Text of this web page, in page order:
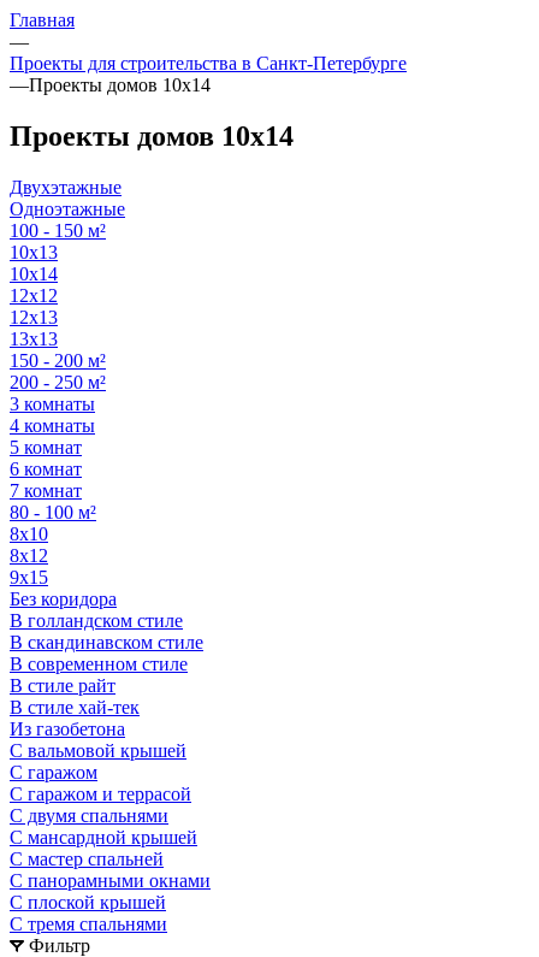
Главная
—
Проекты для строительства в Санкт-Петербурге
—Проекты домов 10х14
Проекты домов 10х14
Двухэтажные
Одноэтажные
100 - 150 м²
10х13
10х14
12х12
12х13
13х13
150 - 200 м²
200 - 250 м²
3 комнаты
4 комнаты
5 комнат
6 комнат
7 комнат
80 - 100 м²
8х10
8х12
9х15
Без коридора
В голландском стиле
В скандинавском стиле
В современном стиле
В стиле райт
В стиле хай-тек
Из газобетона
С вальмовой крышей
С гаражом
С гаражом и террасой
С двумя спальнями
С мансардной крышей
С мастер спальней
С панорамными окнами
С плоской крышей
С тремя спальнями
Фильтр